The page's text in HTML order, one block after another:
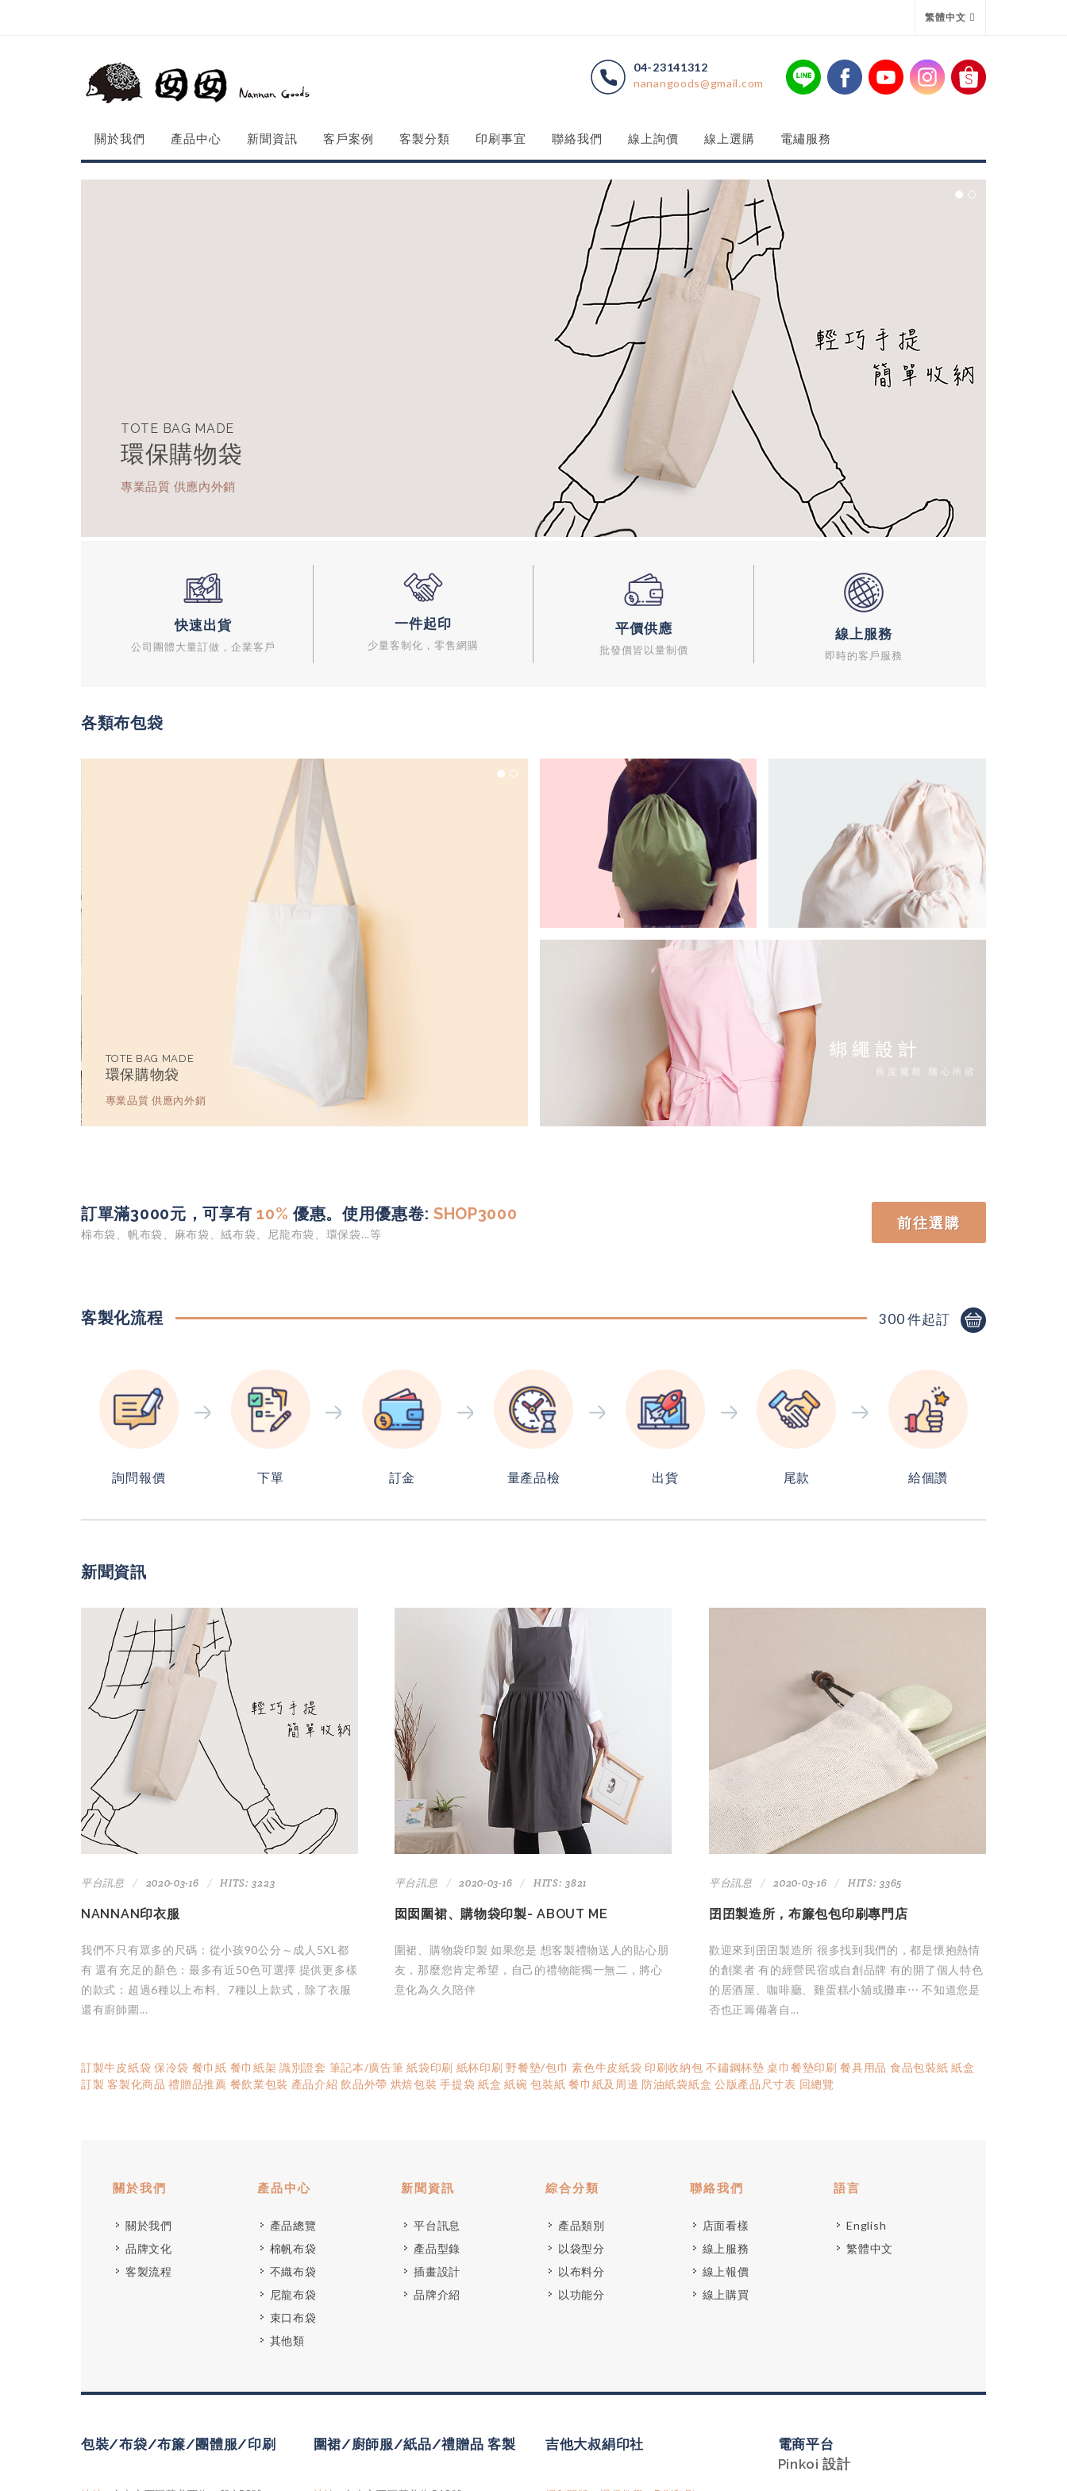
繁體中文
04-23141312
nanangoods@gmail.com
關於我們 產品中心 新聞資訊 客戶案例 客製分類 印刷事宜 聯絡我們 線上詢價 線上選購 電繡服務
快速出貨
公司團體大量訂做，企業客戶
一件起印
少量客制化，零售網購
平價供應
批發價皆以量制價
線上服務
即時的客戶服務
各類布包袋
TOTE BAG MADE
環保購物袋
專業品質 供應內外銷
訂單滿3000元，可享有10% 優惠。使用優惠卷: SHOP3000
棉布袋、帆布袋、麻布袋、絨布袋、尼龍布袋、環保袋...等
前往選購
客製化流程 300 件起訂
詢問報價 下單 訂金 量產品檢 出貨 尾款 給個讚
新聞資訊
平台訊息 2020-03-16 HITS: 3223
NANNAN印衣服
我們不只有眾多的尺碼：從⼩孩90公分～成⼈5XL都
有 還有充⾜的顏⾊：最多有近50⾊可選擇 提供更多樣
的款式：超過6種以上布料、7種以上款式，除了衣服
還有廚師圍...
平台訊息 2020-03-16 HITS: 3821
囡囡圍裙、購物袋印製- ABOUT ME
圍裙、購物袋印製 如果您是 想客製禮物送⼈的貼⼼朋
友，那麼您肯定希望，⾃⼰的禮物能獨一無⼆，將⼼
意化為久久陪伴
平台訊息 2020-03-16 HITS: 3365
囝囝製造所，布簾包包印刷專門店
歡迎來到囝囝製造所 很多找到我們的，都是懷抱熱情
的創業者 有的經營⺠宿或⾃創品牌 有的開了個⼈特⾊
的居酒屋、咖啡廳、雞蛋糕⼩舖或攤⾞⋯ 不知道您是
否也正籌備著⾃...
訂製牛皮紙袋 保冷袋 餐巾紙 餐巾紙架 識別證套 筆記本/廣告筆 紙袋印刷 紙杯印刷 野餐墊/包巾 素色牛皮紙袋 印刷收納包 不鏽鋼杯墊 桌巾餐墊印刷 餐具用品 食品包裝紙 紙盒
訂製 客製化商品 禮贈品推薦 餐飲業包裝 產品介紹 飲品外帶 烘焙包裝 手提袋 紙盒 紙碗 包裝紙 餐巾紙及周邊 防油紙袋紙盒 公版產品尺寸表 回總覽
關於我們
關於我們
品牌文化
客製流程
產品中心
產品總覽
棉帆布袋
不織布袋
尼龍布袋
束口布袋
其他類
新聞資訊
平台訊息
產品型錄
插畫設計
品牌介紹
綜合分類
產品類別
以袋型分
以布料分
以功能分
聯絡我們
店面看樣
線上服務
線上報價
線上購買
語言
English
繁體中文
包裝/布袋/布簾/團體服/印刷 圍裙/廚師服/紙品/禮贈品 客製 吉他大叔絹印社
電商平台
Pinkoi 設計